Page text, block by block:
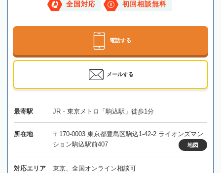
全国対応 初回相談無料
電話する
メールする
最寄駅 JR・東京メトロ「駒込駅」徒歩1分
所在地
〒170-0003 東京都豊島区駒込1-42-2 ライオンズマン
ション駒込駅前407
地図
対応エリア 東京、全国オンライン相談可